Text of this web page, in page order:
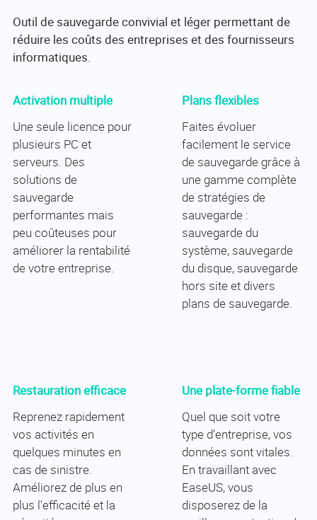
Outil de sauvegarde convivial et léger permettant de
réduire les coûts des entreprises et des fournisseurs
informatiques.
Activation multiple
Une seule licence pour
plusieurs PC et
serveurs. Des
solutions de
sauvegarde
performantes mais
peu coûteuses pour
améliorer la rentabilité
de votre entreprise.
Plans flexibles
Faites évoluer
facilement le service
de sauvegarde grâce à
une gamme complète
de stratégies de
sauvegarde :
sauvegarde du
système, sauvegarde
du disque, sauvegarde
hors site et divers
plans de sauvegarde.
Restauration efficace
Reprenez rapidement
vos activités en
quelques minutes en
cas de sinistre.
Améliorez de plus en
plus l'efficacité et la
Une plate-forme fiable
Quel que soit votre
type d'entreprise, vos
données sont vitales.
En travaillant avec
EaseUS, vous
disposerez de la